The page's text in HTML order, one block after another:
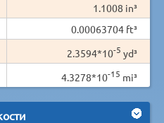
1.1008 in³
0.00063704 ft³
2.3594*10-5 yd³
4.3278*10-15 mi³